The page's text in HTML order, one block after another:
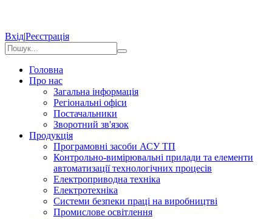
Вхід|Реєстрація
Головна
Про нас
Загальна інформація
Регіональні офіси
Постачальники
Зворотний зв'язок
Продукція
Програмовні засоби АСУ ТП
Контрольно-вимірювальні прилади та елементи
автоматизації технологічних процесів
Електроприводна техніка
Електротехніка
Системи безпеки праці на виробництві
Промислове освітлення